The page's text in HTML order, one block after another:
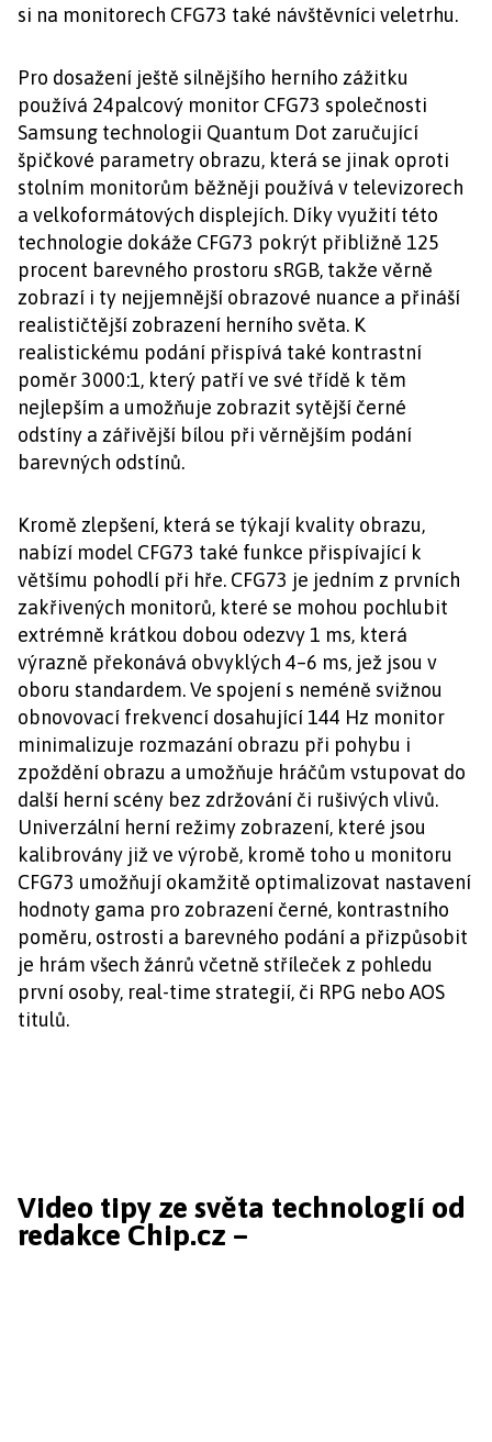
si na monitorech CFG73 také návštěvníci veletrhu.
Pro dosažení ještě silnějšího herního zážitku
používá 24palcový monitor CFG73 společnosti
Samsung technologii Quantum Dot zaručující
špičkové parametry obrazu, která se jinak oproti
stolním monitorům běžněji používá v televizorech
a velkoformátových displejích. Díky využití této
technologie dokáže CFG73 pokrýt přibližně 125
procent barevného prostoru sRGB, takže věrně
zobrazí i ty nejjemnější obrazové nuance a přináší
realističtější zobrazení herního světa. K
realistickému podání přispívá také kontrastní
poměr 3000:1, který patří ve své třídě k těm
nejlepším a umožňuje zobrazit sytější černé
odstíny a zářivější bílou při věrnějším podání
barevných odstínů.
Kromě zlepšení, která se týkají kvality obrazu,
nabízí model CFG73 také funkce přispívající k
většímu pohodlí při hře. CFG73 je jedním z prvních
zakřivených monitorů, které se mohou pochlubit
extrémně krátkou dobou odezvy 1 ms, která
výrazně překonává obvyklých 4–6 ms, jež jsou v
oboru standardem. Ve spojení s neméně svižnou
obnovovací frekvencí dosahující 144 Hz monitor
minimalizuje rozmazání obrazu při pohybu i
zpoždění obrazu a umožňuje hráčům vstupovat do
další herní scény bez zdržování či rušivých vlivů.
Univerzální herní režimy zobrazení, které jsou
kalibrovány již ve výrobě, kromě toho u monitoru
CFG73 umožňují okamžitě optimalizovat nastavení
hodnoty gama pro zobrazení černé, kontrastního
poměru, ostrosti a barevného podání a přizpůsobit
je hrám všech žánrů včetně stříleček z pohledu
první osoby, real-time strategií, či RPG nebo AOS
titulů.
Video tipy ze světa technologií od
redakce Chip.cz –